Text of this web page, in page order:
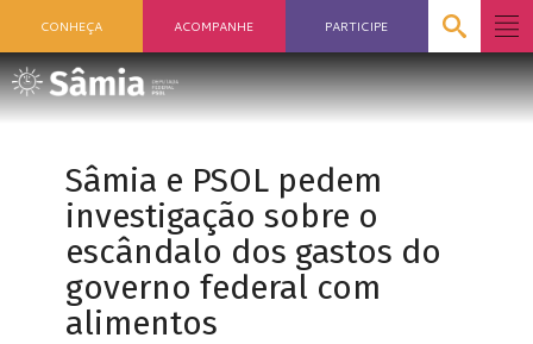
CONHEÇA ACOMPANHE PARTICIPE
Sâmia e PSOL pedem
investigação sobre o
escândalo dos gastos do
governo federal com
alimentos